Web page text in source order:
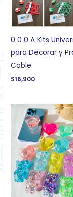
0 0 0 A Kits
para Decorar y
Cable
$16,900